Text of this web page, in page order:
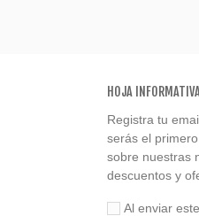
HOJA
Registra tu
serás el
sobre nuestras
descuentos y
Al enviar